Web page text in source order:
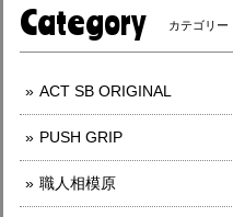
Category カテゴリー
ACT SB ORIGINAL
PUSH GRIP
職人相模原